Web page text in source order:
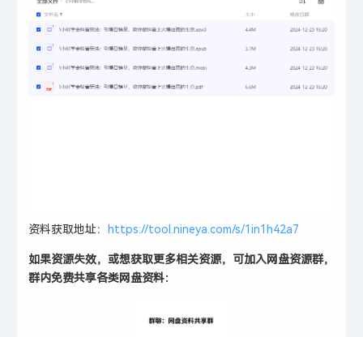
资料获取地址： https://tool.nineya.com/s/1in1h42a7
如果资源失效，或想获取更多相关资源，可加入网盘资源群，
群内免费共享各类网盘资料：